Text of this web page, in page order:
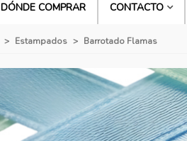
DÓNDE COMPRAR CONTACTO
> Estampados > Barrotado Flamas